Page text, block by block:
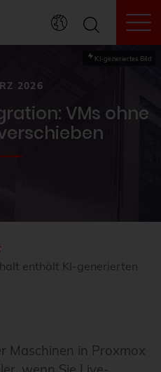
KI-generiertes Bild
2026
VMs ohne
enthält KI-generierten
Maschinen in Proxmox